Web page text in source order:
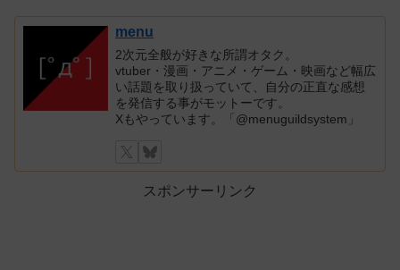
menu
2次元全般が好きな所謂オタク。
vtuber・漫画・アニメ・ゲーム・映画など幅広
い話題を取り扱っていて、自分の正直な感想
を発信する事がモットーです。
Xもやっています。「@menuguildsystem」
スポンサーリンク